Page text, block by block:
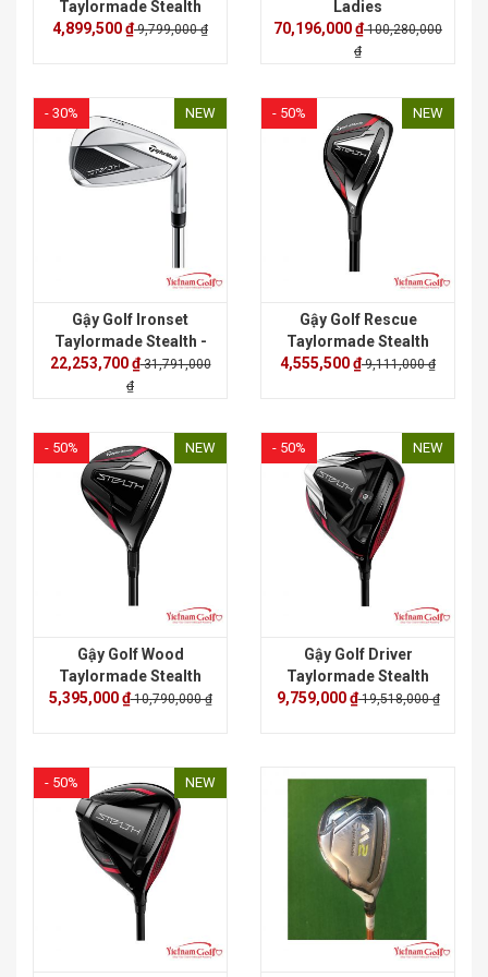
Taylormade Stealth
Plus
4,899,500 ₫9,799,000 ₫
Ladies
70,196,000 ₫100,280,000
₫
- 30% NEW
Gậy Golf Ironset
Taylormade Stealth -
Shaft KBS MT85 (5-P)
22,253,700 ₫31,791,000
₫
- 50% NEW
Gậy Golf Rescue
Taylormade Stealth
4,555,500 ₫9,111,000 ₫
- 50% NEW
Gậy Golf Wood
Taylormade Stealth
5,395,000 ₫10,790,000 ₫
- 50% NEW
Gậy Golf Driver
Taylormade Stealth
Plus
9,759,000 ₫19,518,000 ₫
- 50% NEW